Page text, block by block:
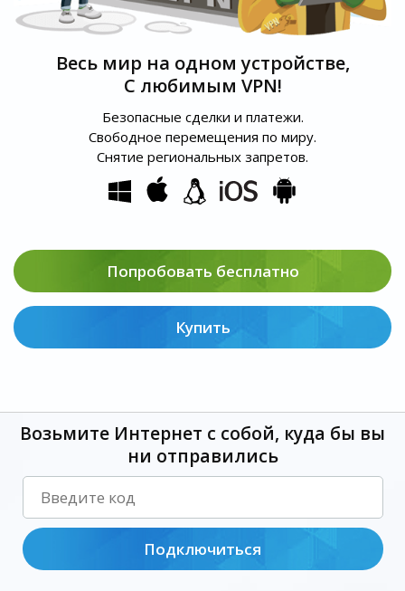
Весь мир на одном устройстве,
С любимым VPN!
Безопасные сделки и платежи.
Свободное перемещения по миру.
Снятие региональных запретов.
Попробовать бесплатно
Купить
Возьмите Интернет с собой, куда бы вы
ни отправились
Подключиться